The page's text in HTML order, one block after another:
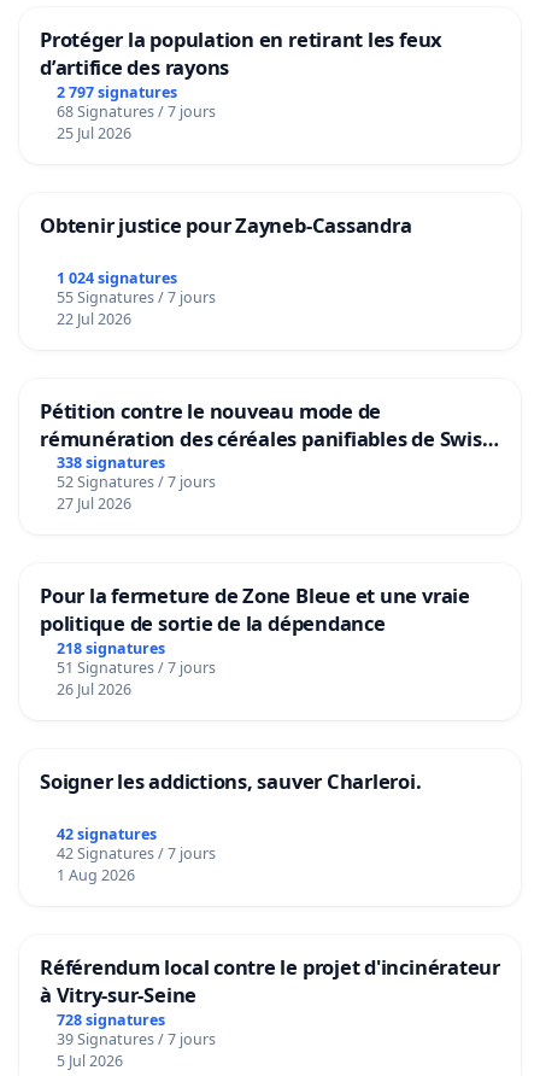
Protéger la population en retirant les feux
d’artifice des rayons
2 797 signatures
68 Signatures / 7 jours
25 Jul 2026
Obtenir justice pour Zayneb-Cassandra
1 024 signatures
55 Signatures / 7 jours
22 Jul 2026
Pétition contre le nouveau mode de
rémunération des céréales panifiables de Swiss
granum basé sur la teneur en protéines
338 signatures
52 Signatures / 7 jours
27 Jul 2026
Pour la fermeture de Zone Bleue et une vraie
politique de sortie de la dépendance
218 signatures
51 Signatures / 7 jours
26 Jul 2026
Soigner les addictions, sauver Charleroi.
42 signatures
42 Signatures / 7 jours
1 Aug 2026
Référendum local contre le projet d'incinérateur
à Vitry-sur-Seine
728 signatures
39 Signatures / 7 jours
5 Jul 2026